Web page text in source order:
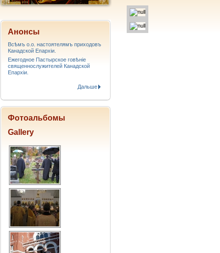
Анонсы
Всѣмъ о.о. настоятелямъ приходовъ
Канадской Епархiи.
Ежегодное Пастырское говѣніе
священнослужителей Канадской
Епархіи.
Дальше
Фотоальбомы
Gallery